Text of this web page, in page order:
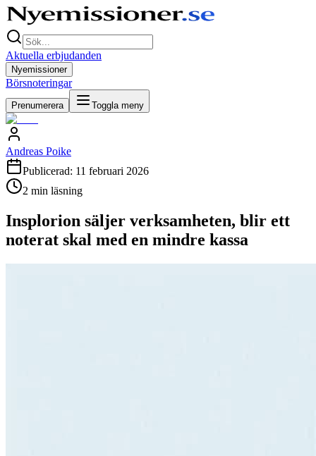
Aktuella erbjudanden
Nyemissioner
Börsnoteringar
Prenumerera Toggla meny
Andreas Poike
Publicerad: 11 februari 2026
2 min läsning
Insplorion säljer verksamheten, blir ett
noterat skal med en mindre kassa